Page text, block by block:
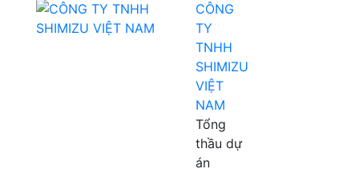
CÔNG
TY
TNHH
SHIMIZU
VIỆT
NAM
Tổng
thầu dự
án